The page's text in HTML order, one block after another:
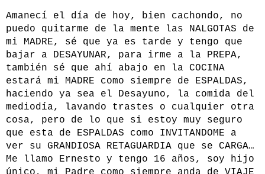
Amanecí el día de hoy, bien cachondo, no
puedo quitarme de la mente las NALGOTAS de
mi MADRE, sé que ya es tarde y tengo que
bajar a DESAYUNAR, para irme a la PREPA,
también sé que ahí abajo en la COCINA
estará mi MADRE como siempre de ESPALDAS,
haciendo ya sea el Desayuno, la comida del
mediodía, lavando trastes o cualquier otra
cosa, pero de lo que si estoy muy seguro
que esta de ESPALDAS como INVITANDOME a
ver su GRANDIOSA RETAGUARDIA que se CARGA…
Me llamo Ernesto y tengo 16 años, soy hijo